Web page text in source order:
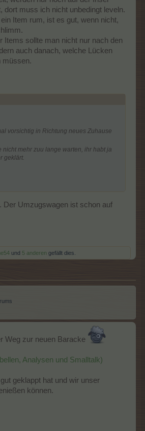
dort muss ich nicht unbedingt leveln.
Item rum, ist es gut, wenn nicht,
Items sollte man nicht nur nach den
auch danach, welche Lücken
müssen.
vorsichtig in Richtung neues Zuhause
nicht mehr zuu lange warten, ihr habt ja
geklärt.
Der Umzugswagen ist schon auf
und 5 anderen gefällt dies.
Weg zur neuen Baracke
Analysen und Smalltalk)
geklappt hat und wir unser
können.